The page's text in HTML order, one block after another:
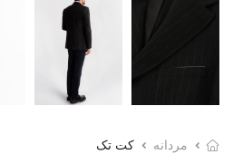
مردانه کت تک